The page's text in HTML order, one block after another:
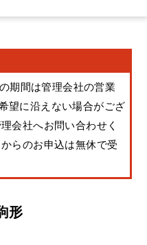
期間は管理会社の営業
望に沿えない場合がござ
会社へお問い合わせく
らのお申込は無休で受
形